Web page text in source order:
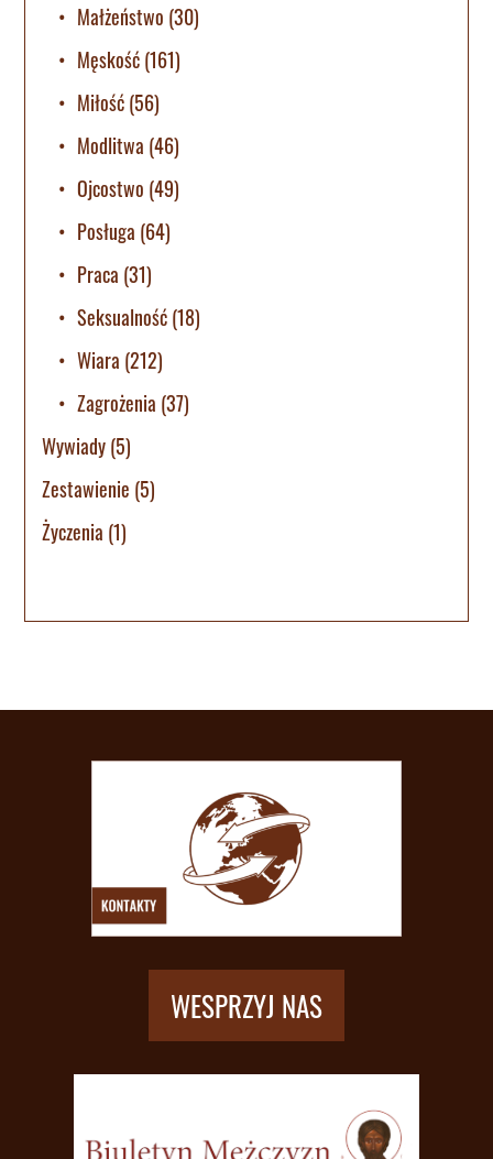
Małżeństwo (30)
Męskość(161)
Miłość(56)
Modlitwa (46)
Ojcostwo (49)
Posługa (64)
Praca (31)
Seksualność(18)
Wiara (212)
Zagrożenia (37)
Wywiady(5)
Zestawienie (5)
Życzenia (1)
WESPRZYJ NAS